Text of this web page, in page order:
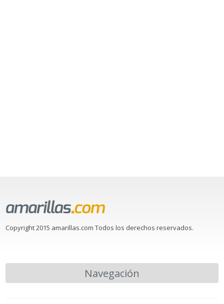
Copyright 2015 amarillas.com Todos los derechos reservados.
Navegación